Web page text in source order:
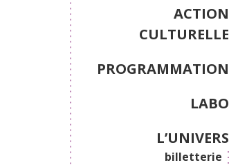
ACTION
CULTURELLE
PROGRAMMATION
LABO
L’UNIVERS
billetterie